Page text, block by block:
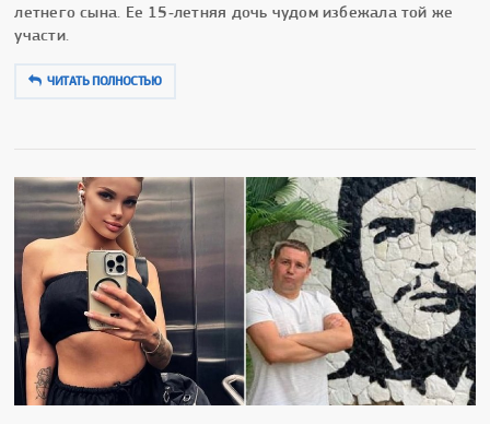
летнего сына. Ее 15‑летняя дочь чудом избежала той же
участи.
ЧИТАТЬ ПОЛНОСТЬЮ